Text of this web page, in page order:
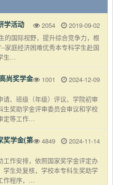
2054 2019-09-02
学活动
国际视野，提升综合竞争力，根
家庭经济困难优秀本专科学生赴国
生…
1001 2024-12-09
尚奖学金
、班级（年级）评议、学院初审
奖助学金评审委员会审议和学校
定等工作…
4849 2024-11-14
奖学金(第
作安排，依照国家奖学金评定办
生处复核，学校本专科生奖助学
作程序，…